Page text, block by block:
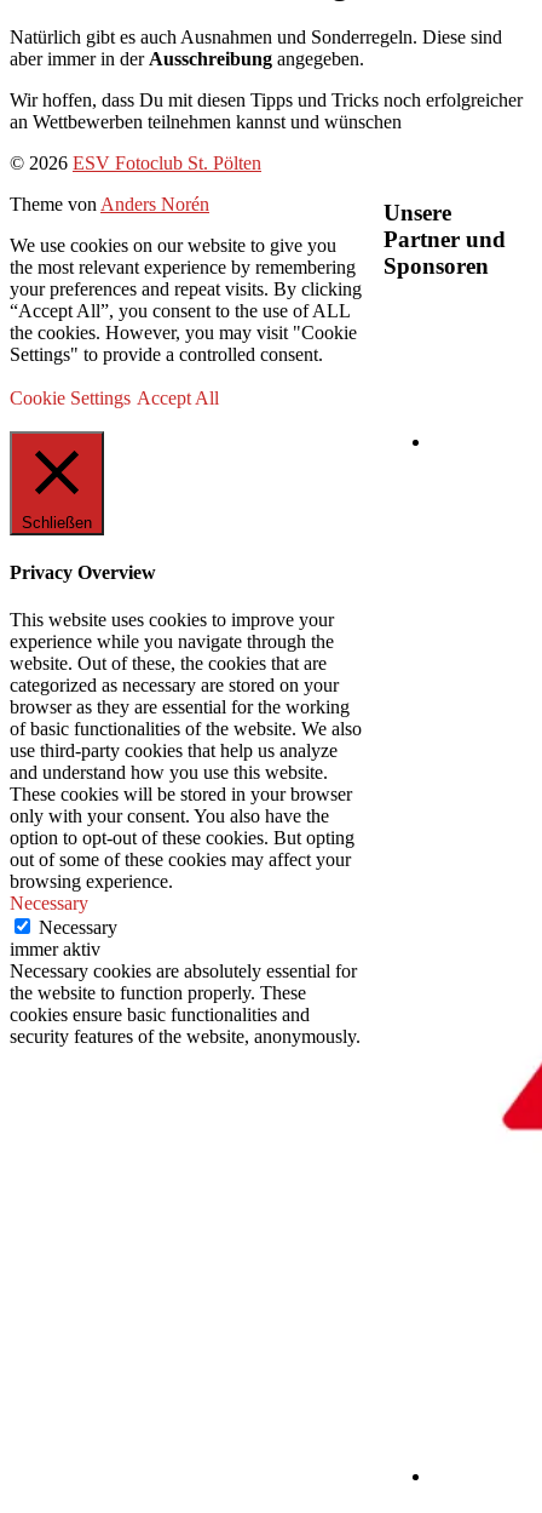
Natürlich gibt es auch Ausnahmen und Sonderregeln. Diese sind
aber immer in der Ausschreibung angegeben.
Wir hoffen, dass Du mit diesen Tipps und Tricks noch erfolgreicher
an Wettbewerben teilnehmen kannst und wünschen
Unsere
Partner und
Sponsoren
Nach
© 2026 ESV Fotoclub St. Pölten
Theme von Anders Norén
We use cookies on our website to give you
the most relevant experience by remembering
your preferences and repeat visits. By clicking
“Accept All”, you consent to the use of ALL
the cookies. However, you may visit "Cookie
Settings" to provide a controlled consent.
Cookie Settings Accept All
Schließen
Privacy Overview
This website uses cookies to improve your
experience while you navigate through the
website. Out of these, the cookies that are
categorized as necessary are stored on your
browser as they are essential for the working
of basic functionalities of the website. We also
use third-party cookies that help us analyze
and understand how you use this website.
These cookies will be stored in your browser
only with your consent. You also have the
option to opt-out of these cookies. But opting
out of some of these cookies may affect your
browsing experience.
Necessary
Necessary
immer aktiv
Necessary cookies are absolutely essential for
the website to function properly. These
cookies ensure basic functionalities and
security features of the website, anonymously.